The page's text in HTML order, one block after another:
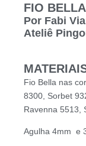
FIO BELLA
Por Fabi
Ateliê
Fio Bella nas
8300, Sorbet
Ravenna 5513,
Agulha 4mm e